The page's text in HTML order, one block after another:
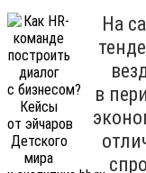
На
в